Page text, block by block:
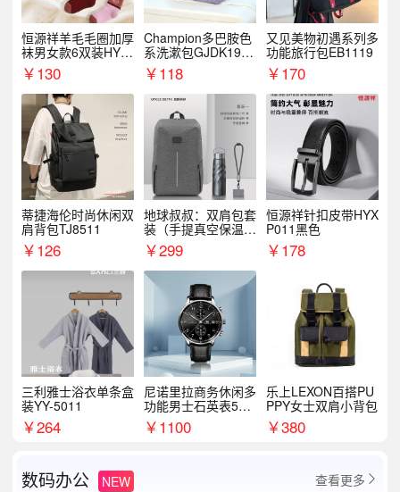
恒源祥羊毛毛圈加厚
袜男女款6双装HYX
068WZ
￥130
Champion多巴胺色
系洗漱包GJDK19R
1￥118
又见美物初遇系列多
功能旅行包EB1119
￥170
蒂捷海伦时尚休闲双
肩背包TJ8511
￥126
地球叔叔：双肩包套
装（手提真空保温杯
+手机挂绳）
￥299
恒源祥针扣皮带HYX
P011黑色
￥178
三利雅士浴衣单条盒
装YY-5011
￥264
尼诺里拉商务休闲多
功能男士石英表510
05
￥1100
乐上LEXON百搭PU
PPY女士双肩小背包
￥380
数码办公 NEW 查看更多 